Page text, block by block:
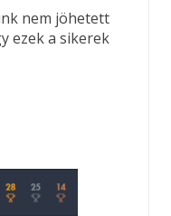
nem jöhetett
ezek a sikerek